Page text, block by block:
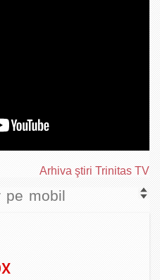
Arhiva ştiri Trinitas TV
pe mobil